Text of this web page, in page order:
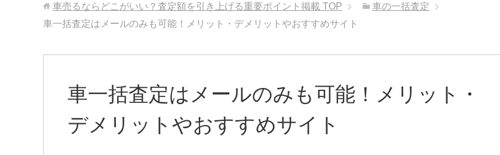
車売るならどこがいい？査定額を引き上げる重要ポイント掲載 TOP
車の一括査定
車一括査定はメールのみも可能！メリット・デメリットやおすすめサイト
車一括査定はメールのみも可能！メリット・
デメリットやおすすめサイト